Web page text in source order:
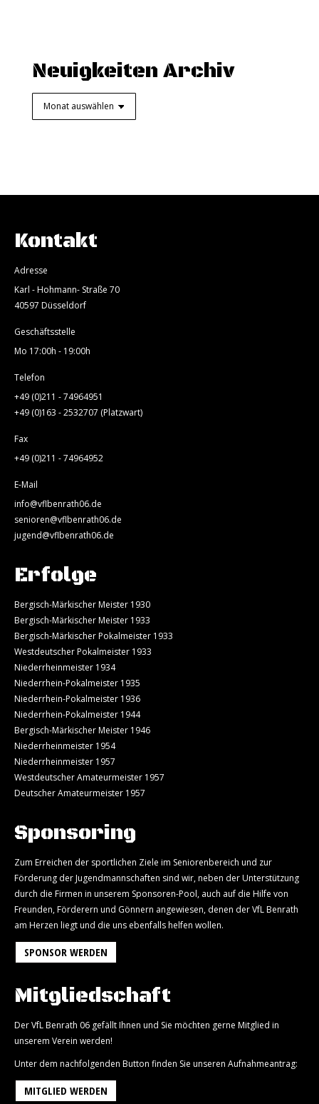
Neuigkeiten Archiv
Kontakt
Adresse
Karl - Hohmann- Straße 70
40597 Düsseldorf
Geschäftsstelle
Mo 17:00h - 19:00h
Telefon
+49 (0)211 - 74964951
+49 (0)163 - 2532707 (Platzwart)
Fax
+49 (0)211 - 74964952
E-Mail
info@vflbenrath06.de
senioren@vflbenrath06.de
jugend@vflbenrath06.de
Erfolge
Bergisch-Märkischer Meister 1930
Bergisch-Märkischer Meister 1933
Bergisch-Märkischer Pokalmeister 1933
Westdeutscher Pokalmeister 1933
Niederrheinmeister 1934
Niederrhein-Pokalmeister 1935
Niederrhein-Pokalmeister 1936
Niederrhein-Pokalmeister 1944
Bergisch-Märkischer Meister 1946
Niederrheinmeister 1954
Niederrheinmeister 1957
Westdeutscher Amateurmeister 1957
Deutscher Amateurmeister 1957
Sponsoring
Zum Erreichen der sportlichen Ziele im Seniorenbereich und zur
Förderung der Jugendmannschaften sind wir, neben der Unterstützung
durch die Firmen in unserem Sponsoren-Pool, auch auf die Hilfe von
Freunden, Förderern und Gönnern angewiesen, denen der VfL Benrath
am Herzen liegt und die uns ebenfalls helfen wollen.
SPONSOR WERDEN
Mitgliedschaft
Der VfL Benrath 06 gefällt Ihnen und Sie möchten gerne Mitglied in
unserem Verein werden!
Unter dem nachfolgenden Button finden Sie unseren Aufnahmeantrag:
MITGLIED WERDEN